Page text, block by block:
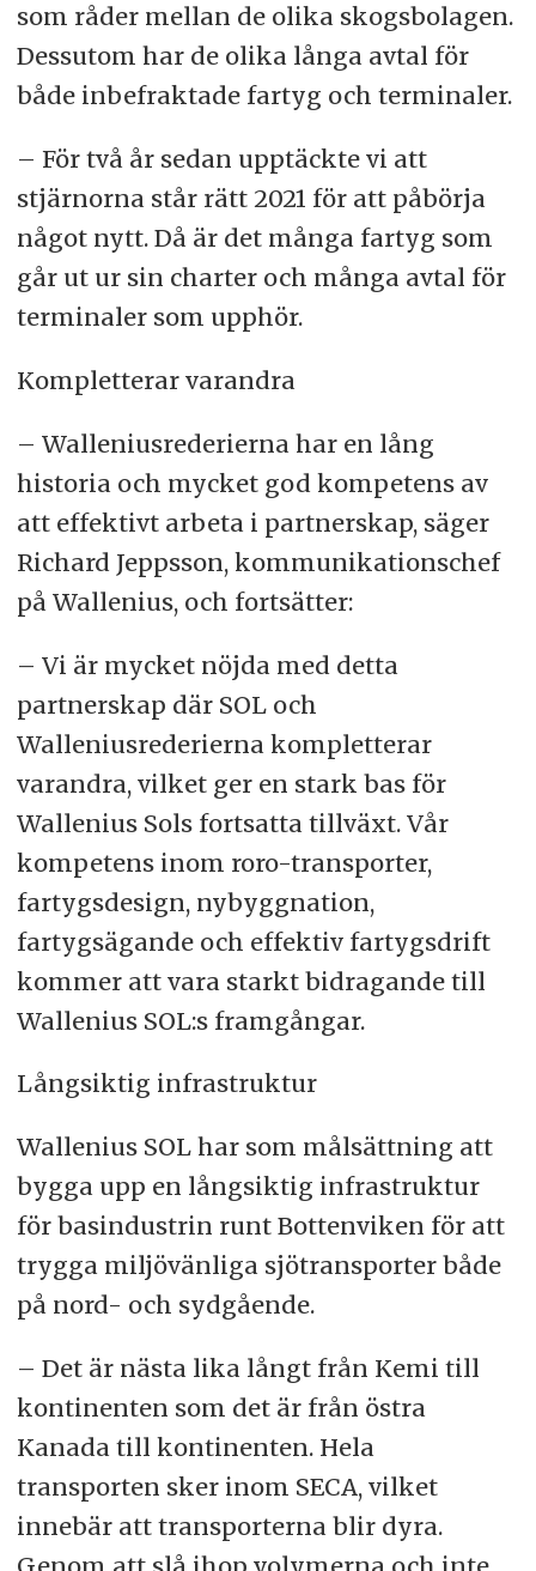
som råder mellan de olika skogsbolagen.
Dessutom har de olika långa avtal för
både inbefraktade fartyg och terminaler.
– För två år sedan upptäckte vi att
stjärnorna står rätt 2021 för att påbörja
något nytt. Då är det många fartyg som
går ut ur sin charter och många avtal för
terminaler som upphör.
Kompletterar varandra
– Walleniusrederierna har en lång
historia och mycket god kompetens av
att effektivt arbeta i partnerskap, säger
Richard Jeppsson, kommunikationschef
på Wallenius, och fortsätter:
– Vi är mycket nöjda med detta
partnerskap där SOL och
Walleniusrederierna kompletterar
varandra, vilket ger en stark bas för
Wallenius Sols fortsatta tillväxt. Vår
kompetens inom roro-transporter,
fartygsdesign, nybyggnation,
fartygsägande och effektiv fartygsdrift
kommer att vara starkt bidragande till
Wallenius SOL:s framgångar.
Långsiktig infrastruktur
Wallenius SOL har som målsättning att
bygga upp en långsiktig infrastruktur
för basindustrin runt Bottenviken för att
trygga miljövänliga sjötransporter både
på nord- och sydgående.
– Det är nästa lika långt från Kemi till
kontinenten som det är från östra
Kanada till kontinenten. Hela
transporten sker inom SECA, vilket
innebär att transporterna blir dyra.